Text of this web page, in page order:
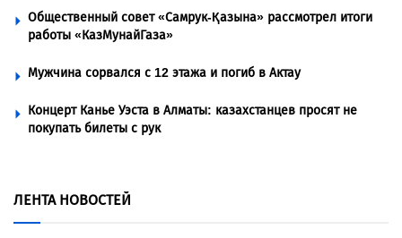
Общественный совет «Самрук-Қазына» рассмотрел итоги
работы «КазМунайГаза»
Мужчина сорвался с 12 этажа и погиб в Актау
Концерт Канье Уэста в Алматы: казахстанцев просят не
покупать билеты с рук
ЛЕНТА НОВОСТЕЙ